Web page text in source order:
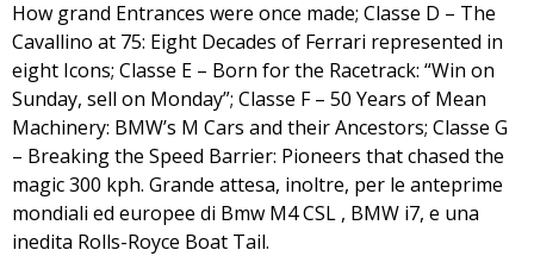
How grand Entrances were once made; Classe D – The
Cavallino at 75: Eight Decades of Ferrari represented in
eight Icons; Classe E – Born for the Racetrack: “Win on
Sunday, sell on Monday”; Classe F – 50 Years of Mean
Machinery: BMW’s M Cars and their Ancestors; Classe G
– Breaking the Speed Barrier: Pioneers that chased the
magic 300 kph. Grande attesa, inoltre, per le anteprime
mondiali ed europee di Bmw M4 CSL , BMW i7, e una
inedita Rolls-Royce Boat Tail.